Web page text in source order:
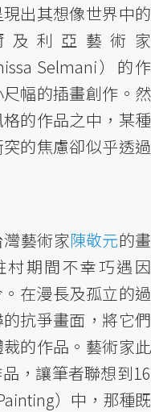
出其想像世界中的
利亞藝術家
Selmani）的作
幅的插畫創作。然
的作品之中，某種
的焦慮卻似乎透過
藝術家陳敬元的畫
期間不幸巧遇因
在漫長及孤立的過
抗爭畫面，將它們
的作品。藝術家此
，讓筆者聯想到16
）中，那種既